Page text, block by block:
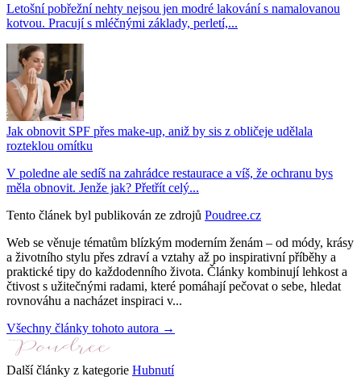
Letošní pobřežní nehty nejsou jen modré lakování s namalovanou
kotvou. Pracují s mléčnými základy, perletí,...
Jak obnovit SPF přes make-up, aniž by sis z obličeje udělala
rozteklou omítku
V poledne ale sedíš na zahrádce restaurace a víš, že ochranu bys
měla obnovit. Jenže jak? Přetřít celý...
Tento článek byl publikován ze zdrojů Poudree.cz
Web se věnuje tématům blízkým moderním ženám – od módy, krásy
a životního stylu přes zdraví a vztahy až po inspirativní příběhy a
praktické tipy do každodenního života. Články kombinují lehkost a
čtivost s užitečnými radami, které pomáhají pečovat o sebe, hledat
rovnováhu a nacházet inspiraci v...
Všechny články tohoto autora →
Další články z kategorie Hubnutí